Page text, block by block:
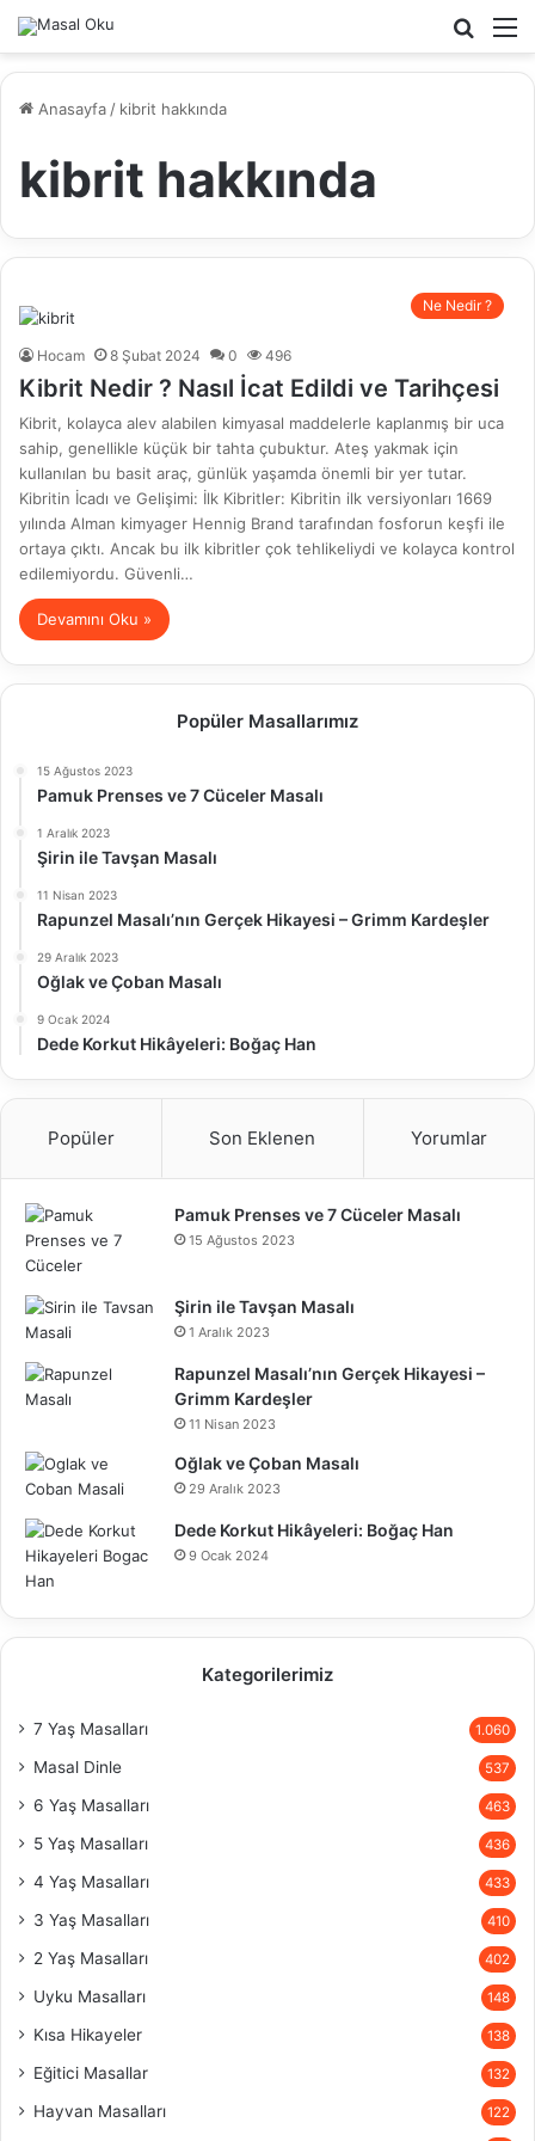
Arama
Anasayfa / kibrit hakkında
kibrit hakkında
Ne Nedir ?
Hocam 8 Şubat 2024 0 496
Kibrit Nedir ? Nasıl İcat Edildi ve Tarihçesi
Kibrit, kolayca alev alabilen kimyasal maddelerle kaplanmış bir uca
sahip, genellikle küçük bir tahta çubuktur. Ateş yakmak için
kullanılan bu basit araç, günlük yaşamda önemli bir yer tutar.
Kibritin İcadı ve Gelişimi: İlk Kibritler: Kibritin ilk versiyonları 1669
yılında Alman kimyager Hennig Brand tarafından fosforun keşfi ile
ortaya çıktı. Ancak bu ilk kibritler çok tehlikeliydi ve kolayca kontrol
edilemiyordu. Güvenli…
Devamını Oku »
Popüler Masallarımız
15 Ağustos 2023
Pamuk Prenses ve 7 Cüceler Masalı
1 Aralık 2023
Şirin ile Tavşan Masalı
11 Nisan 2023
Rapunzel Masalı’nın Gerçek Hikayesi – Grimm Kardeşler
29 Aralık 2023
Oğlak ve Çoban Masalı
9 Ocak 2024
Dede Korkut Hikâyeleri: Boğaç Han
Popüler Son Eklenen Yorumlar
Pamuk Prenses ve 7 Cüceler Masalı
15 Ağustos 2023
Şirin ile Tavşan Masalı
1 Aralık 2023
Rapunzel Masalı’nın Gerçek Hikayesi –
Grimm Kardeşler
11 Nisan 2023
Oğlak ve Çoban Masalı
29 Aralık 2023
Dede Korkut Hikâyeleri: Boğaç Han
9 Ocak 2024
Kategorilerimiz
7 Yaş Masalları 1.060
Masal Dinle 537
6 Yaş Masalları 463
5 Yaş Masalları 436
4 Yaş Masalları 433
3 Yaş Masalları 410
2 Yaş Masalları 402
Uyku Masalları 148
Kısa Hikayeler 138
Eğitici Masallar 132
Hayvan Masalları 122